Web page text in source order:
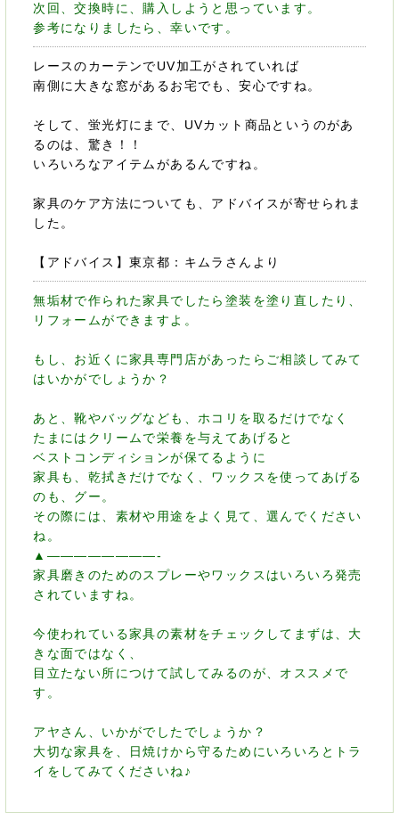
次回、交換時に、購入しようと思っています。
参考になりましたら、幸いです。
レースのカーテンでUV加工がされていれば
南側に大きな窓があるお宅でも、安心ですね。
そして、蛍光灯にまで、UVカット商品というのがあ
るのは、驚き！！
いろいろなアイテムがあるんですね。
家具のケア方法についても、アドバイスが寄せられま
した。
【アドバイス】東京都：キムラさんより
無垢材で作られた家具でしたら塗装を塗り直したり、
リフォームができますよ。
もし、お近くに家具専門店があったらご相談してみて
はいかがでしょうか？
あと、靴やバッグなども、ホコリを取るだけでなく
たまにはクリームで栄養を与えてあげると
ベストコンディションが保てるように
家具も、乾拭きだけでなく、ワックスを使ってあげる
のも、グー。
その際には、素材や用途をよく見て、選んでください
ね。
▲————————-
家具磨きのためのスプレーやワックスはいろいろ発売
されていますね。
今使われている家具の素材をチェックしてまずは、大
きな面ではなく、
目立たない所につけて試してみるのが、オススメで
す。
アヤさん、いかがでしたでしょうか？
大切な家具を、日焼けから守るためにいろいろとトラ
イをしてみてくださいね♪